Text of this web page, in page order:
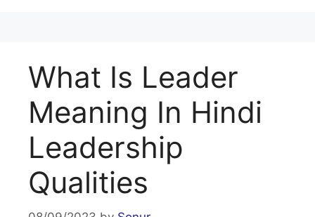
What Is Leader
Meaning In Hindi
Leadership
Qualities